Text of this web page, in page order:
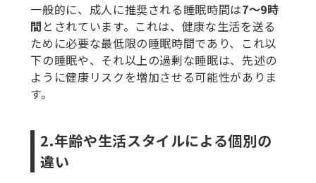
一般的に、成人に推奨される睡眠時間は7〜9時
間 とされています。これは、健康な生活を送る
ために必要な最低限の睡眠時間であり、これ以
下の睡眠や、それ以上の過剰な睡眠は、先述の
ように健康リスクを増加させる可能性がありま
す。
2.年齢や生活スタイルによる個別の
違い